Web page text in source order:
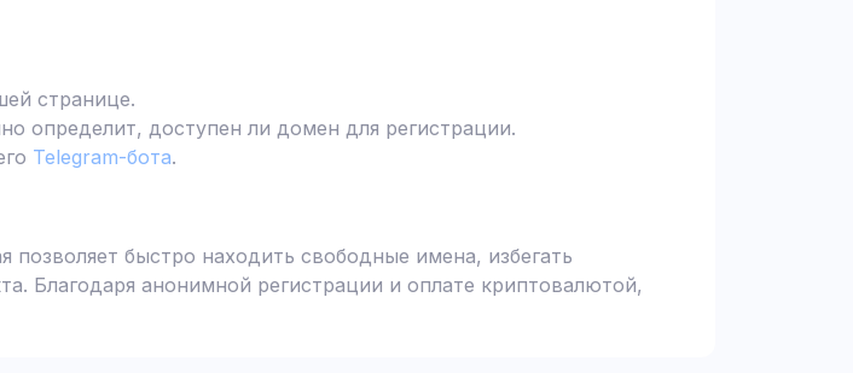
странице.
определит, доступен ли домен для регистрации.
Telegram-бота.
быстро находить свободные имена, избегать
Благодаря анонимной регистрации и оплате криптовалютой,